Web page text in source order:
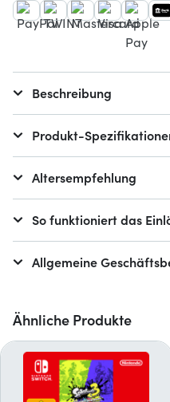
Ähnliche Produkte
Beschreibung
Produkt-
Altersempfehlung
So funktioniert das
Allgemeine